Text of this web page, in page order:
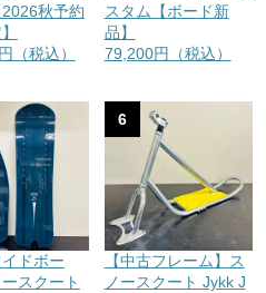
秋予約
（税込）
スタム【ボード新
品】
79,200円（税込）
イドボー
スクート
6
【中古フレーム】ス
ノースクート Jykk J